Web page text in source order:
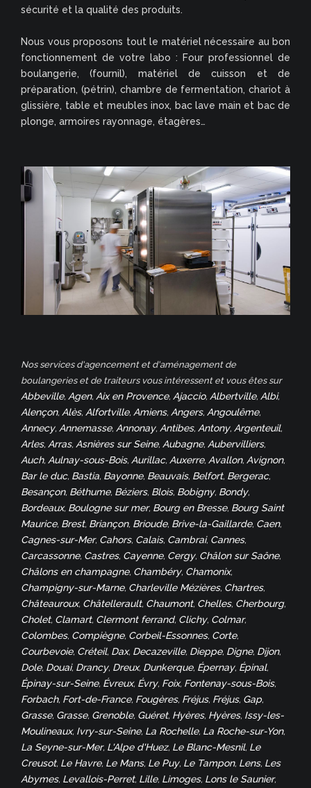
sécurité et la qualité des produits.
Nous vous proposons tout le matériel nécessaire au bon
fonctionnement de votre labo : Four professionnel de
boulangerie, (fournil), matériel de cuisson et de
préparation, (pétrin), chambre de fermentation, chariot à
glissière, table et meubles inox, bac lave main et bac de
plonge, armoires rayonnage, étagères…
Nos services d'agencement et d'aménagement de
boulangeries et de traiteurs vous intéressent et vous êtes sur
Abbeville, Agen, Aix en Provence, Ajaccio, Albertville, Albi,
Alençon, Alès, Alfortville, Amiens, Angers, Angoulême,
Annecy, Annemasse, Annonay, Antibes, Antony, Argenteuil,
Arles, Arras, Asnières sur Seine, Aubagne, Aubervilliers,
Auch, Aulnay-sous-Bois, Aurillac, Auxerre, Avallon, Avignon,
Bar le duc, Bastia, Bayonne, Beauvais, Belfort, Bergerac,
Besançon, Béthume, Béziers, Blois, Bobigny, Bondy,
Bordeaux, Boulogne sur mer, Bourg en Bresse, Bourg Saint
Maurice, Brest, Briançon, Brioude, Brive-la-Gaillarde, Caen,
Cagnes-sur-Mer, Cahors, Calais, Cambrai, Cannes,
Carcassonne, Castres, Cayenne, Cergy, Châlon sur Saône,
Châlons en champagne, Chambéry, Chamonix,
Champigny-sur-Marne, Charleville Mézières, Chartres,
Châteauroux, Châtellerault, Chaumont, Chelles, Cherbourg,
Cholet, Clamart, Clermont ferrand, Clichy, Colmar,
Colombes, Compiègne, Corbeil-Essonnes, Corte,
Courbevoie, Créteil, Dax, Decazeville, Dieppe, Digne, Dijon,
Dole, Douai, Drancy, Dreux, Dunkerque, Épernay, Épinal,
Épinay-sur-Seine, Évreux, Évry, Foix, Fontenay-sous-Bois,
Forbach, Fort-de-France, Fougères, Fréjus, Fréjus, Gap,
Grasse, Grasse, Grenoble, Guéret, Hyères, Hyères, Issy-les-
Moulineaux, Ivry-sur-Seine, La Rochelle, La Roche-sur-Yon,
La Seyne-sur-Mer, L'Alpe d'Huez, Le Blanc-Mesnil, Le
Creusot, Le Havre, Le Mans, Le Puy, Le Tampon, Lens, Les
Abymes, Levallois-Perret, Lille, Limoges, Lons le Saunier,